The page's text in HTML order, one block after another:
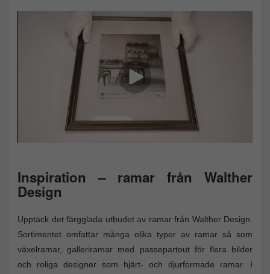
Inspiration – ramar från Walther
Design
Upptäck det färgglada utbudet av ramar från Walther Design.
Sortimentet omfattar många olika typer av ramar så som
växelramar, galleriramar med passepartout för flera bilder
och roliga designer som hjärt- och djurformade ramar. I